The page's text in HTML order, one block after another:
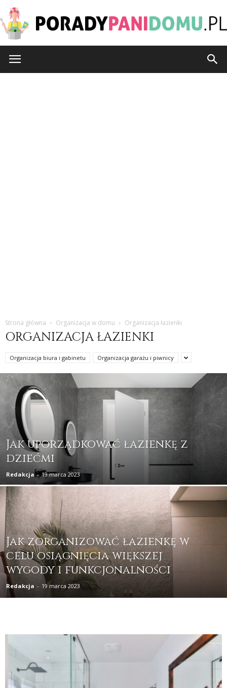
Strona główna Organizacja w domu Organizacja łazienki
ORGANIZACJA ŁAZIENKI
Organizacja biura i gabinetu Organizacja garażu i piwnicy
Jak uporządkować łazienkę z
dziećmi
Redakcja - 19 marca 2023
Jak zorganizować łazienkę w
celu osiągnięcia większej
wygody i funkcjonalności
Redakcja - 19 marca 2023